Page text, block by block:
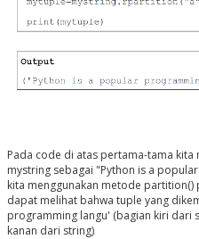
Pada code di atas pertama-tama
mystring sebagai "Python is a
kita menggunakan metode
dapat melihat bahwa tuple yang
programming langu' (bagian kiri dari
kanan dari string)